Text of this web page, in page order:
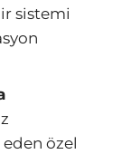
sistemi
özel